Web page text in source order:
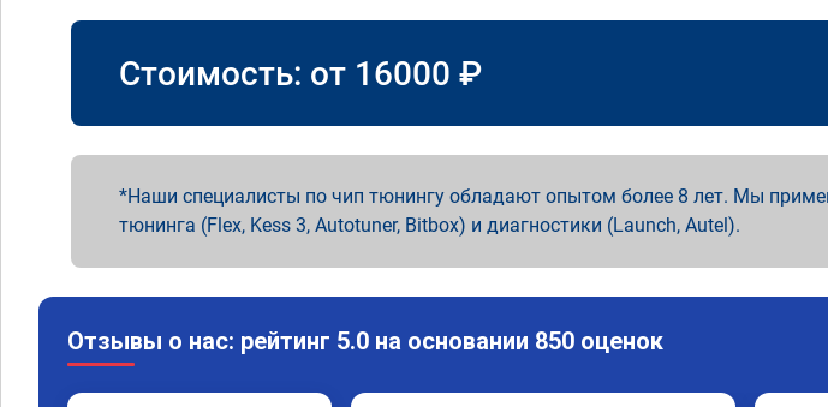
Стоимость: от 16000 ₽
Наши специалисты по чип тюнингу обладают опытом более 8 лет. Мы
тюнинга (Flex, Kess 3, Autotuner, Bitbox) и диагностики (Launch, Autel).
Отзывы о нас: рейтинг 5.0 на основании 850 оценок